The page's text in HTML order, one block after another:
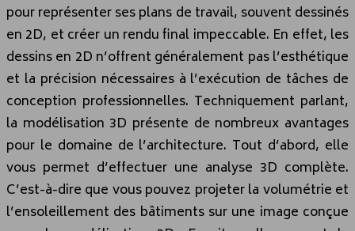
pour représenter ses plans de travail, souvent dessinés
en 2D, et créer un rendu final impeccable. En effet, les
dessins en 2D n’offrent généralement pas l’esthétique
et la précision nécessaires à l’exécution de tâches de
conception professionnelles. Techniquement parlant,
la modélisation 3D présente de nombreux avantages
pour le domaine de l’architecture. Tout d’abord, elle
vous permet d’effectuer une analyse 3D complète.
C’est-à-dire que vous pouvez projeter la volumétrie et
l’ensoleillement des bâtiments sur une image conçue